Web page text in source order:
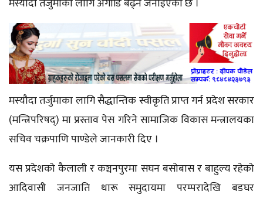
मस्यौदा तर्जुमाका लागि सैद्धान्तिक स्वीकृति प्राप्त गर्न प्रदेश सरकार
(मन्त्रिपरिषद्) मा प्रस्ताव पेस गरिने सामाजिक विकास मन्त्रालयका
सचिव चक्रपाणि पाण्डेले जानकारी दिए ।
यस प्रदेशको कैलाली र कञ्चनपुरमा सघन बसोबास र बाहुल्य रहेको
आदिवासी जनजाति थारू समुदायमा परम्परादेखि बडघर